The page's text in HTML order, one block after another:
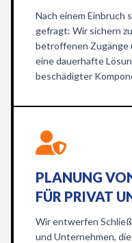
Nach einem Einbruch
gefragt: Wir sichern
betroffenen Zugänge
eine dauerhafte
beschädigter
PLANUNG
ÜR PRIVAT
Wir entwerfen
und Unternehmen,